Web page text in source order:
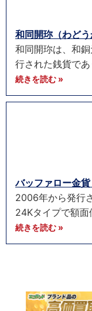
和同開珎（わど
和同開珎は、和
行された銭貨であ
続きを読む »
バッファロー金
2006年から発行
24Kタイプで額面
続きを読む »